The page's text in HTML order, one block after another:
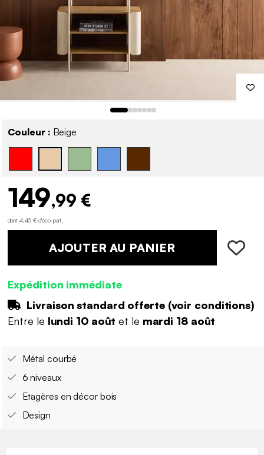
Couleur : Beige
149,99 €
dont 4,45 € d'éco-part
AJOUTER AU PANIER
Expédition immédiate
Livraison standard offerte (voir conditions)
Entre le lundi 10 août et le mardi 18 août
Métal courbé
6 niveaux
Etagères en décor bois
Design